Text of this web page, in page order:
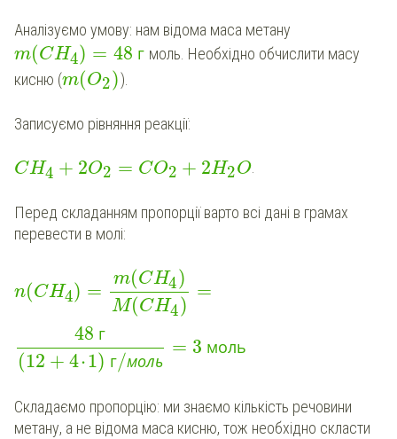
Аналізуємо умову: нам відома маса метану
m(CH4) = 48 г моль. Необхідно обчислити масу
кисню (m(O2)).
Записуємо рівняння реакції:
CH4 + 2O2 = CO2 + 2H2O.
Перед складанням пропорції варто всі дані в грамах
перевести в молі:
n(CH4) =
m(CH4)
M(CH4)
=
48 г
(12 + 4⋅1) г/моль
= 3 моль
Складаємо пропорцію: ми знаємо кількість речовини
метану, а не відома маса кисню, тож необхідно скласти